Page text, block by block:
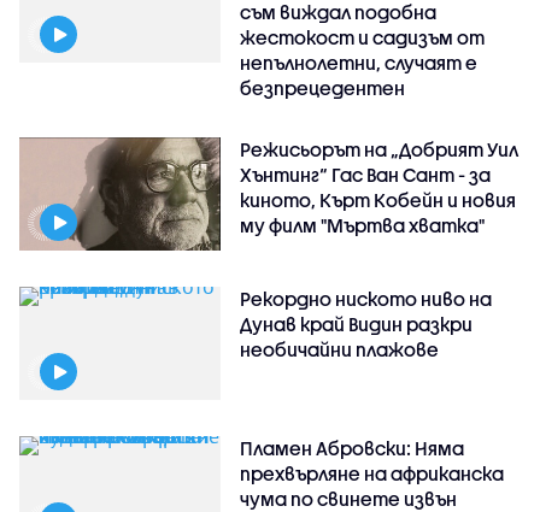
съм виждал подобна
жестокост и садизъм от
непълнолетни, случаят е
безпрецедентен
Режисьорът на „Добрият Уил
Хънтинг“ Гас Ван Сант - за
киното, Кърт Кобейн и новия
му филм "Мъртва хватка"
Рекордно ниското ниво на
Дунав край Видин разкри
необичайни плажове
Пламен Абровски: Няма
прехвърляне на африканска
чума по свинете извън